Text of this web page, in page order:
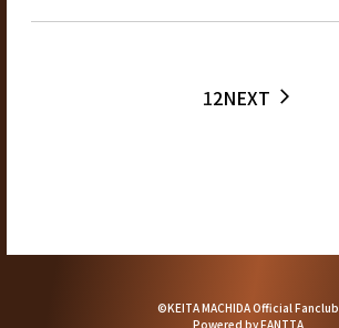
12NEXT arrow_forward_ios
©KEITA MACHIDA Official Fanclub
Powered byFANTTA